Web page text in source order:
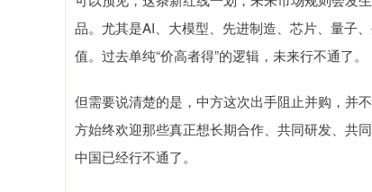
品。尤其是AI、大模型、先进制造、芯片、量子
值。过去单纯“价高者得”的逻辑，未来行不通了。
但需要说清楚的是，中方这次出手阻止并购，并
方始终欢迎那些真正想长期合作、共同研发、共
中国已经行不通了。